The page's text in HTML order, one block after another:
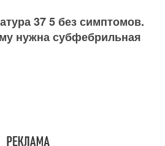
37 5 без симптомов.
нужна субфебрильная